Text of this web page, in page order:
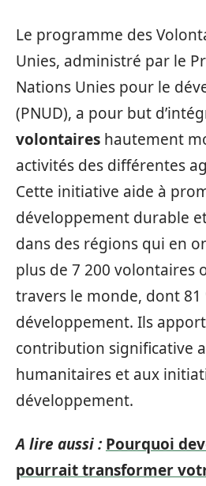
Le programme des
Unies, administré par le
Nations Unies pour le
(PNUD), a pour but
volontaires hautement
activités des différentes
Cette initiative aide à
développement durable
dans des régions qui en
plus de 7 200 volontaires
travers le monde, dont 81
développement. Ils
contribution significative
humanitaires et aux
développement.
A lire aussi : Pourquoi
pourrait transformer